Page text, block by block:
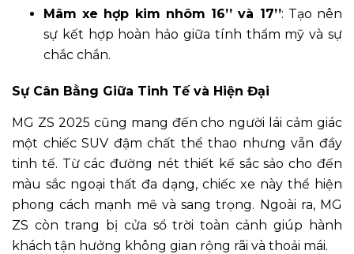
Mâm xe hợp kim nhôm 16’’ và 17’’: Tạo nên
sự kết hợp hoàn hảo giữa tính thẩm mỹ và sự
chắc chắn.
Sự Cân Bằng Giữa Tinh Tế và Hiện Đại
MG ZS 2025 cũng mang đến cho người lái cảm giác
một chiếc SUV đậm chất thể thao nhưng vẫn đầy
tinh tế. Từ các đường nét thiết kế sắc sảo cho đến
màu sắc ngoại thất đa dạng, chiếc xe này thể hiện
phong cách mạnh mẽ và sang trọng. Ngoài ra, MG
ZS còn trang bị cửa sổ trời toàn cảnh giúp hành
khách tận hưởng không gian rộng rãi và thoải mái.